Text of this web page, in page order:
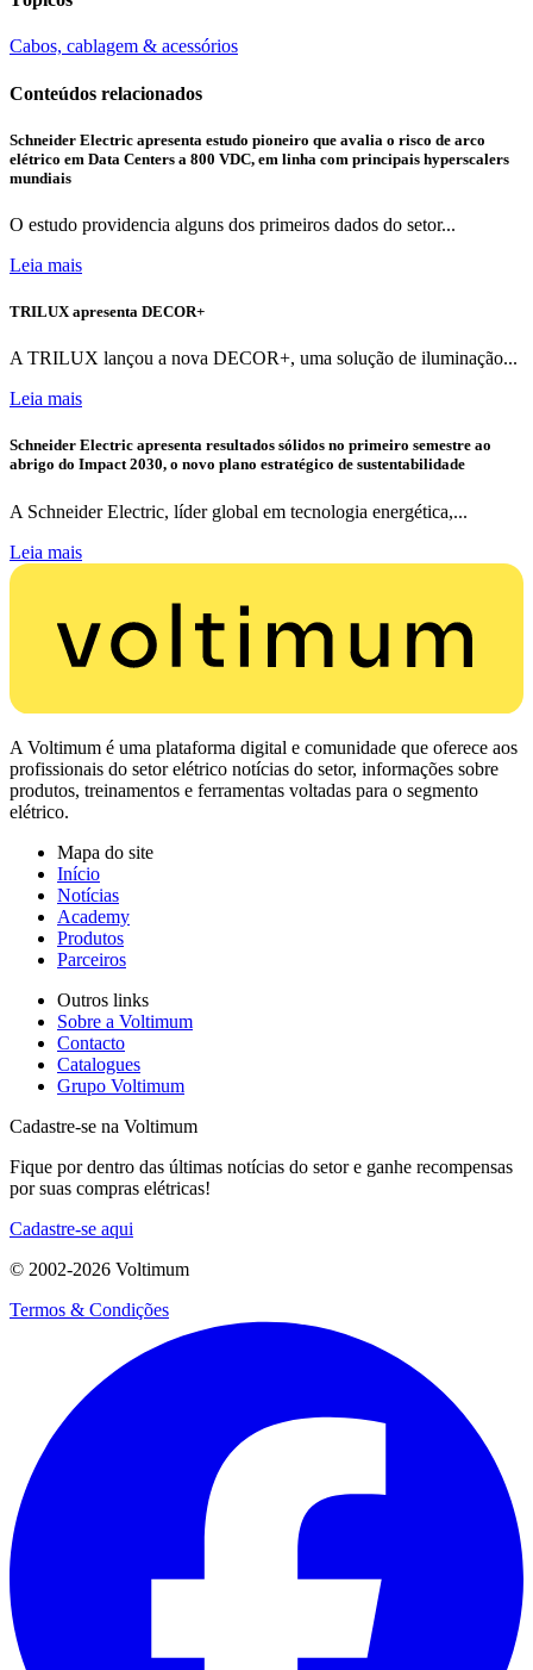
Cabos, cablagem & acessórios
Conteúdos relacionados
Schneider Electric apresenta estudo pioneiro que avalia o risco de arco
elétrico em Data Centers a 800 VDC, em linha com principais hyperscalers
mundiais
O estudo providencia alguns dos primeiros dados do setor...
Leia mais
TRILUX apresenta DECOR+
A TRILUX lançou a nova DECOR+, uma solução de iluminação...
Leia mais
Schneider Electric apresenta resultados sólidos no primeiro semestre ao
abrigo do Impact 2030, o novo plano estratégico de sustentabilidade
A Schneider Electric, líder global em tecnologia energética,...
Leia mais
A Voltimum é uma plataforma digital e comunidade que oferece aos
profissionais do setor elétrico notícias do setor, informações sobre
produtos, treinamentos e ferramentas voltadas para o segmento
elétrico.
Mapa do site
Início
Notícias
Academy
Produtos
Parceiros
Outros links
Sobre a Voltimum
Contacto
Catalogues
Grupo Voltimum
Cadastre-se na Voltimum
Fique por dentro das últimas notícias do setor e ganhe recompensas
por suas compras elétricas!
Cadastre-se aqui
© 2002-2026 Voltimum
Termos & Condições